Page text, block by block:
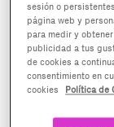
sesión o
página web y
para medir y
publicidad a tus
de cookies a
consentimiento en
cookies
Política de